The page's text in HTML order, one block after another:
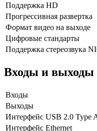
Поддержка HD
Прогрессивная развертка
Формат видео на выходе
Цифровые стандарты
Поддержка стереозвука
Входы и выходы
Входы
Выходы
Интерфейс USB 2.0 Type
Интерфейс Ethernet